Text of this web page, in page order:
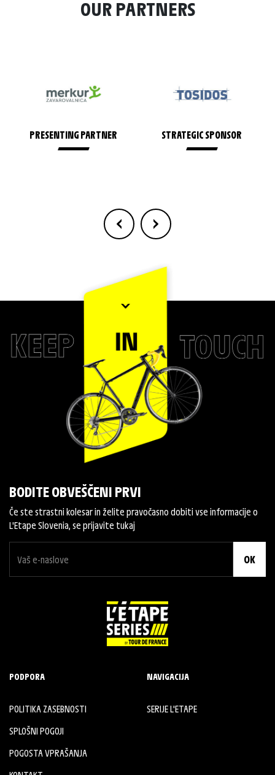
OUR PARTNERS
PRESENTING PARTNER STRATEGIC SPONSOR
BODITE OBVEŠČENI PRVI
Če ste strastni kolesar in želite pravočasno dobiti vse informacije o
L'Etape Slovenia, se prijavite tukaj
OK
PODPORA
POLITIKA ZASEBNOSTI
SPLOŠNI POGOJI
POGOSTA VPRAŠANJA
NAVIGACIJA
SERIJE L'ETAPE